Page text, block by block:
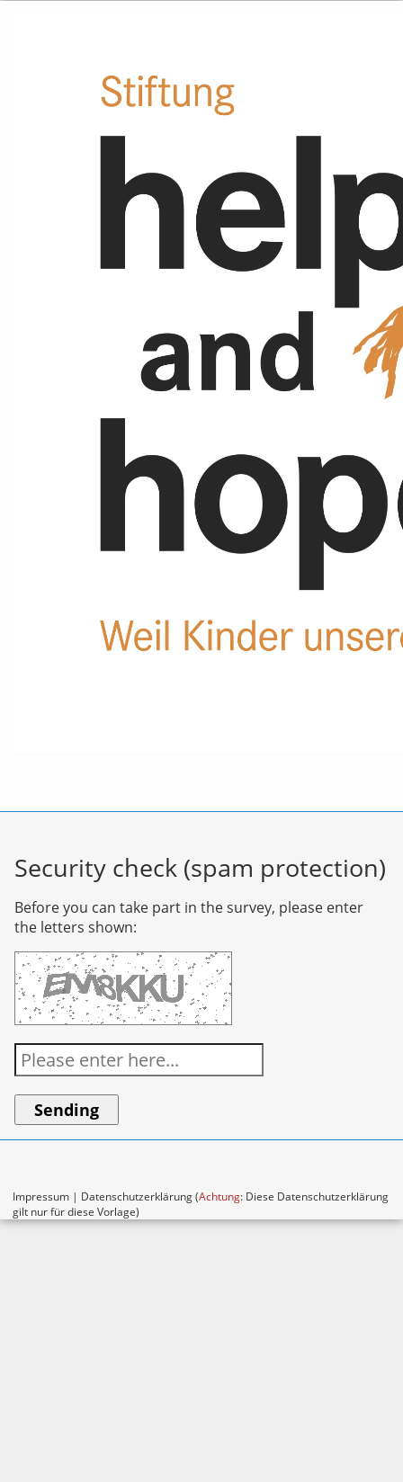
Security check (spam protection)
Before you can take part in the survey, please enter
the letters shown:
Impressum | Datenschutzerklärung(Achtung: Diese Datenschutzerklärung
gilt nur für diese Vorlage)